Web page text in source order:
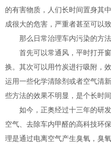
的有害物质，人们长时间置身其
成很大的危害，严重者甚至可以致
那么日常治理车内污染的方
首先可以常通风，平时打开
换。其次可以用竹炭进行吸附，
运用一些化学清除剂或者空气清
些方法的效果不明显，是个长时间
如今，正奥经过十三年的研
空气、去除车内甲醛的高科技
理是通过电离空气产生臭氧，臭